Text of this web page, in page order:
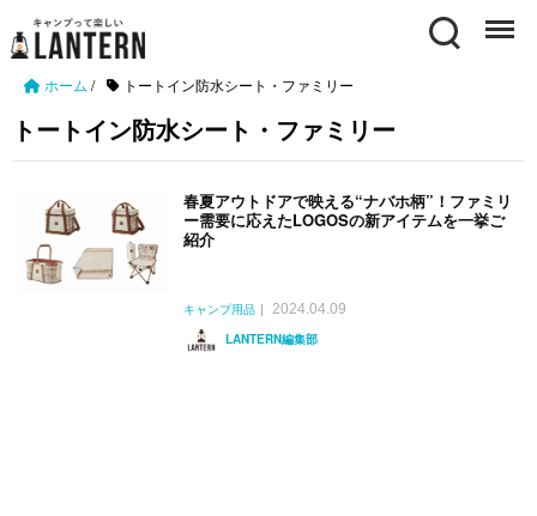
Search Menu
ホーム / トートイン防水シート・ファミリー
トートイン防水シート・ファミリー
春夏アウトドアで映える“ナバホ柄”！ファミリ
ー需要に応えたLOGOSの新アイテムを一挙ご
紹介
キャンプ用品
2024.04.09
LANTERN編集部